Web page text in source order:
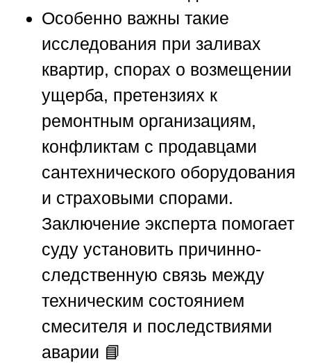
Особенно важны такие
исследования при заливах
квартир, спорах о возмещении
ущерба, претензиях к
ремонтным организациям,
конфликтам с продавцами
сантехнического оборудования
и страховыми спорами.
Заключение эксперта помогает
суду установить причинно-
следственную связь между
техническим состоянием
смесителя и последствиями
аварии 📘